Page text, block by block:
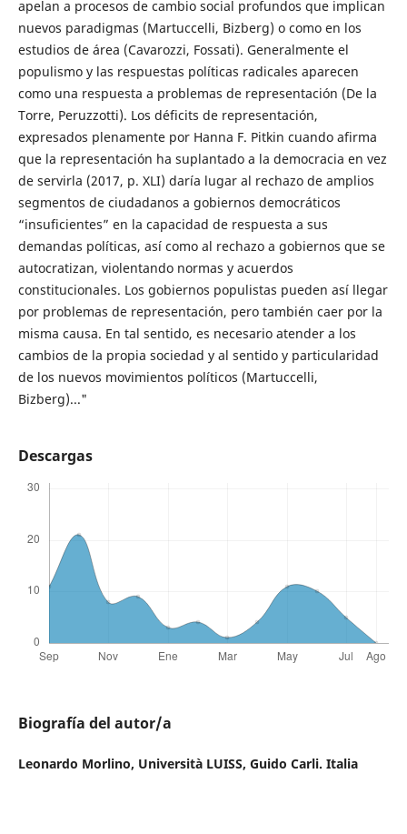
apelan a procesos de cambio social profundos que implican
nuevos paradigmas (Martuccelli, Bizberg) o como en los
estudios de área (Cavarozzi, Fossati). Generalmente el
populismo y las respuestas políticas radicales aparecen
como una respuesta a problemas de representación (De la
Torre, Peruzzotti). Los déficits de representación,
expresados plenamente por Hanna F. Pitkin cuando afirma
que la representación ha suplantado a la democracia en vez
de servirla (2017, p. XLI) daría lugar al rechazo de amplios
segmentos de ciudadanos a gobiernos democráticos
“insuficientes” en la capacidad de respuesta a sus
demandas políticas, así como al rechazo a gobiernos que se
autocratizan, violentando normas y acuerdos
constitucionales. Los gobiernos populistas pueden así llegar
por problemas de representación, pero también caer por la
misma causa. En tal sentido, es necesario atender a los
cambios de la propia sociedad y al sentido y particularidad
de los nuevos movimientos políticos (Martuccelli,
Bizberg)..."
Descargas
Biografía del autor/a
Leonardo Morlino, Università LUISS, Guido Carli. Italia